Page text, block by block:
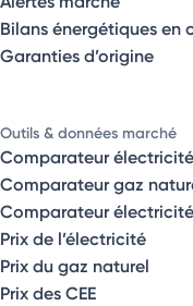
Bilans énergétiques en
Garanties d’origine
Outils & données marché
Comparateur électricité
Comparateur gaz
Comparateur
Prix de l’électricité
Prix du gaz naturel
Prix des CEE